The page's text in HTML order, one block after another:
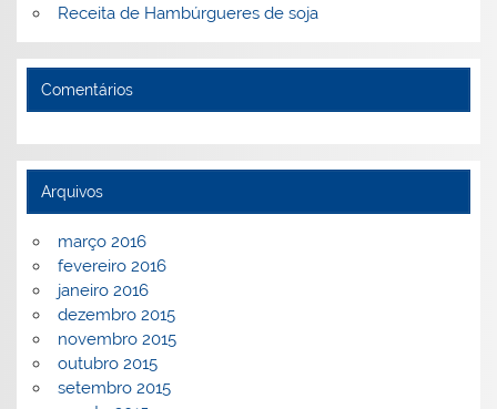
Receita de Hambúrgueres de soja
Comentários
Arquivos
março 2016
fevereiro 2016
janeiro 2016
dezembro 2015
novembro 2015
outubro 2015
setembro 2015